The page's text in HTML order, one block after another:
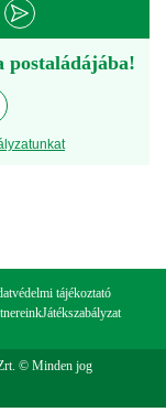
postaládájába!
tájékoztató
Játékszabályzat
© Minden jog